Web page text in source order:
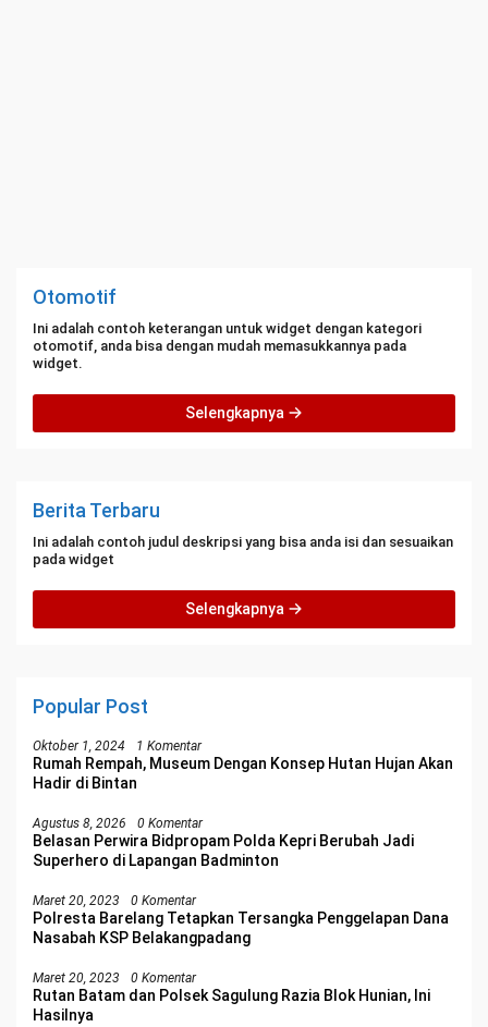
Otomotif
Ini adalah contoh keterangan untuk widget dengan kategori
otomotif, anda bisa dengan mudah memasukkannya pada
widget.
Selengkapnya
Berita Terbaru
Ini adalah contoh judul deskripsi yang bisa anda isi dan sesuaikan
pada widget
Selengkapnya
Popular Post
Oktober 1, 2024 1 Komentar
Rumah Rempah, Museum Dengan Konsep Hutan Hujan Akan
Hadir di Bintan
Agustus 8, 2026 0 Komentar
Belasan Perwira Bidpropam Polda Kepri Berubah Jadi
Superhero di Lapangan Badminton
Maret 20, 2023 0 Komentar
Polresta Barelang Tetapkan Tersangka Penggelapan Dana
Nasabah KSP Belakangpadang
Maret 20, 2023 0 Komentar
Rutan Batam dan Polsek Sagulung Razia Blok Hunian, Ini
Hasilnya